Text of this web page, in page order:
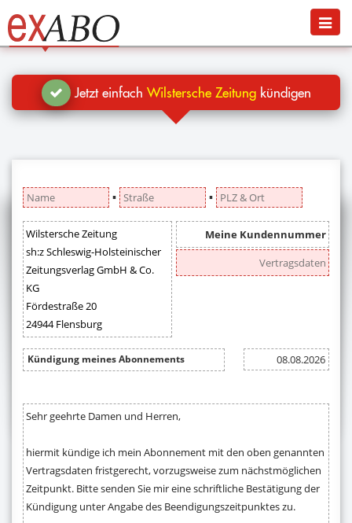
Jetzt kündigen
Blog
Hilfe
Menü
Jetzt einfach Wilstersche Zeitungkündigen
▪ ▪